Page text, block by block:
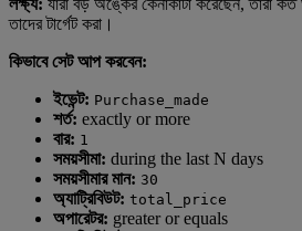
তাদের টার্গেট করা।
কিভাবে সেট আপ করবেন:
ইভেন্ট: Purchase_made
শর্ত: exactly or more
বার: 1
সময়সীমা: during the last N days
সময়সীমার মান: 30
অ্যাট্রিবিউট: total_price
অপারেটর: greater or equals